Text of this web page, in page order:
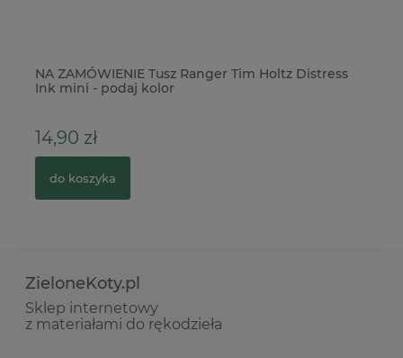
NA ZAMÓWIENIE Tusz Ranger Tim Holtz Distress
Ink mini - podaj kolor
14,90 zł
do koszyka
ZieloneKoty.pl
Sklep internetowy
z materiałami do rękodzieła